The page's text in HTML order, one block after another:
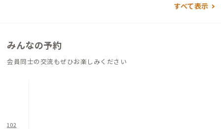
や北欧のモダンインテリアがバランス良く配置されており、古き
良き家でありながら、新しさも感じさせる装いとなっています。
ダイニング・キッチンは、調理に十分な器具が備えられていま
すべて表示
みんなの予約
会員同士の交流もぜひお楽しみください
102